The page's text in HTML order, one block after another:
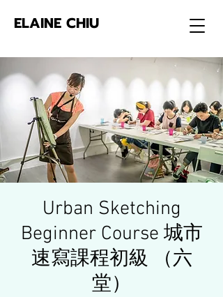
ELAINE CHIU
Urban Sketching
Beginner Course 城市
速寫課程初級 （六
堂）